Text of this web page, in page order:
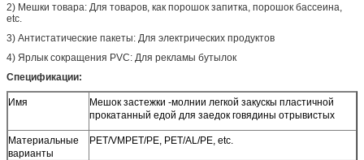
2) Мешки товара: Для товаров, как порошок запитка, порошок бассеина,
etc.
3) Антистатические пакеты: Для электрических продуктов
4) Ярлык сокращения PVC: Для рекламы бутылок
Спецификации:
Имя
Мешок застежки -молнии легкой закускы пластичной
прокатанный едой для заедок говядины отрывистых
Материальные
варианты
PET/VMPET/PE, PET/AL/PE, etc.